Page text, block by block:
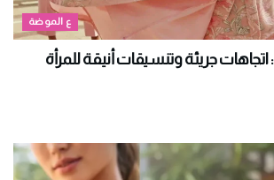
ع الموضة
موضة صيف 2026: اتجاهات جريئة وتنسيقات أنيقة للمرأة